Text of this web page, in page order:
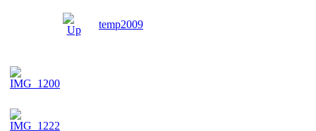
temp2009